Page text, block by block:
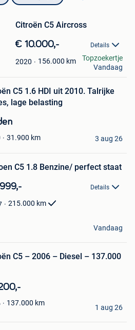
Citroën C5 Aircross
€ 10.000,- Details
2020 156.000 km
Topzoekertje
Vandaag
C5 1.6 HDI uit 2010. Talrijke
lage belasting
31.900 km 3 aug 26
C5 1.8 Benzine/ perfect staat
Details
215.000 km
Vandaag
C5 – 2006 – Diesel – 137.000
137.000 km
1 aug 26